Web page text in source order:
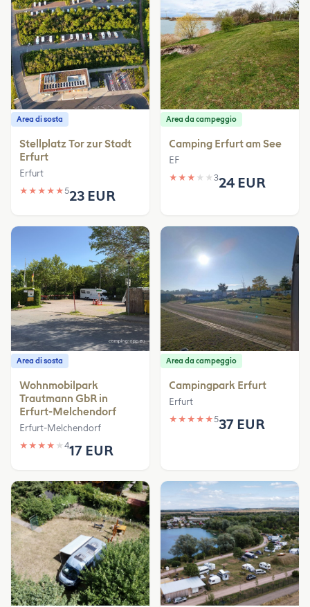
Area di sosta
Stellplatz Tor zur Stadt
Erfurt
Erfurt
★ ★ ★ ★ ★523 EUR
Area da campeggio
Camping Erfurt am See
EF
★ ★ ★ ★ ★ 324 EUR
Area di sosta
Wohnmobilpark
Trautmann GbR in
Erfurt-Melchendorf
Erfurt-Melchendorf
★ ★ ★ ★ ★ 417 EUR
Area da campeggio
Campingpark Erfurt
Erfurt
★ ★ ★ ★ ★537 EUR